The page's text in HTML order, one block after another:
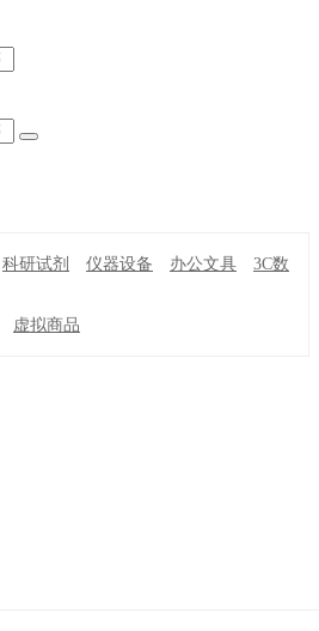
科研试剂 仪器设备 办公文具 3C数
虚拟商品